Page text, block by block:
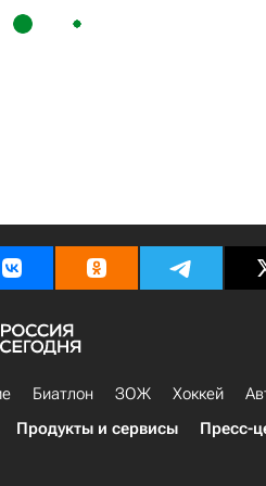
Биатлон ЗОЖ Хоккей
Продукты и сервисы Пресс-